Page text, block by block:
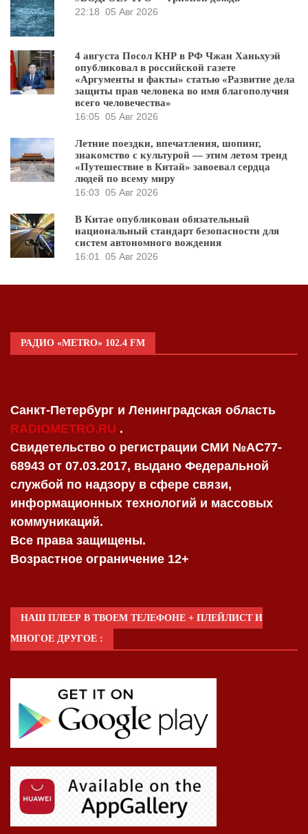
22:18 05 Авг 2026
4 августа Посол КНР в РФ Чжан Ханьхуэй
опубликовал в российской газете
«Аргументы и факты» статью «Развитие дела
защиты прав человека во имя благополучия
всего человечества»
16:05 05 Авг 2026
Летние поездки, впечатления, шопинг,
знакомство с культурой — этим летом тренд
«Путешествие в Китай» завоевал сердца
людей по всему миру
16:03 05 Авг 2026
В Китае опубликован обязательный
национальный стандарт безопасности для
систем автономного вождения
16:01 05 Авг 2026
РАДИО «METRO» 102.4 FM
Санкт-Петербург и Ленинградская область
RADIOMETRO.RU .
Свидетельство о регистрации СМИ №AC77-
68943 от 07.03.2017, выдано Федеральной
службой по надзору в сфере связи,
информационных технологий и массовых
коммуникаций.
Все права защищены.
Возрастное ограничение 12+
НАШ ПЛЕЕР В ТВОЕМ ТЕЛЕФОНЕ + ПЛЕЙЛИСТ И
МНОГОЕ ДРУГОЕ :